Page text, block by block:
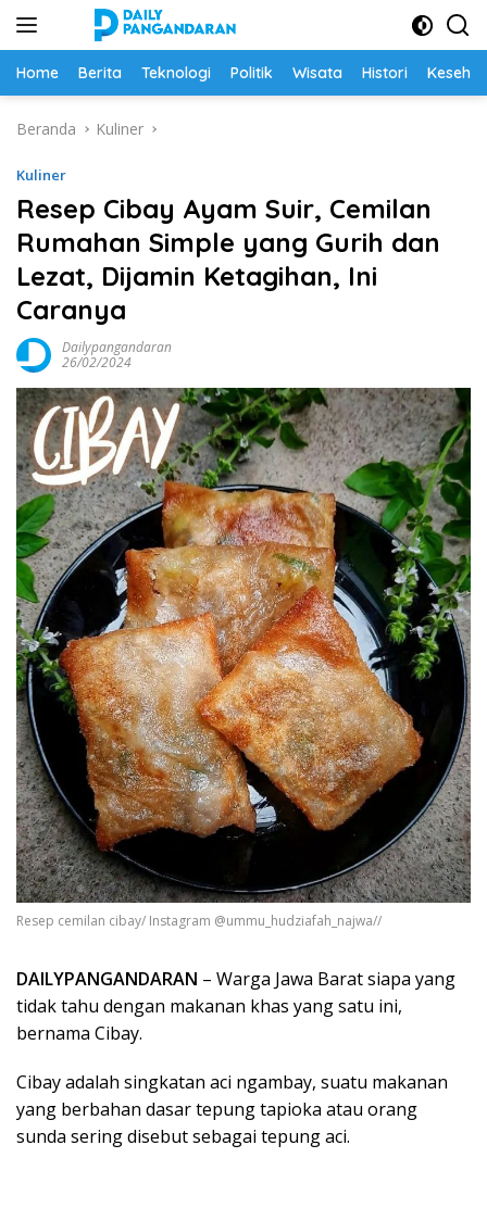
Home Berita Teknologi Politik Wisata Histori
Beranda Kuliner
Kuliner
Resep Cibay Ayam Suir, Cemilan
Rumahan Simple yang Gurih dan
Lezat, Dijamin Ketagihan, Ini
Caranya
Dailypangandaran
26/02/2024
Resep cemilan cibay/ Instagram @ummu_hudziafah_najwa//
DAILYPANGANDARAN – Warga Jawa Barat siapa yang
tidak tahu dengan makanan khas yang satu ini,
bernama Cibay.
Cibay adalah singkatan aci ngambay, suatu makanan
yang berbahan dasar tepung tapioka atau orang
sunda sering disebut sebagai tepung aci.